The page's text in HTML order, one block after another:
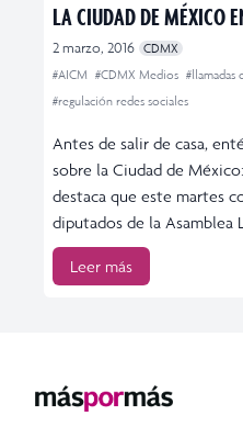
LA CIUDAD DE MÉXICO
2 marzo, 2016 CDMX
#AICM #CDMX Medios #llamadas
#regulación redes sociales
Antes de salir de casa,
sobre la Ciudad de
destaca que este martes
diputados de la Asamblea
Leer más